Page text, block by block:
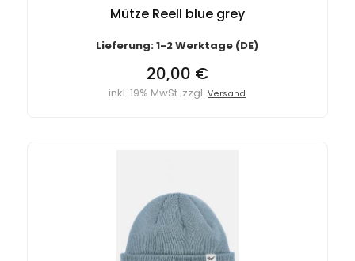
Mütze Reell blue grey
Lieferung: 1-2 Werktage (DE)
20,00 €
inkl. 19% MwSt. zzgl.Versand